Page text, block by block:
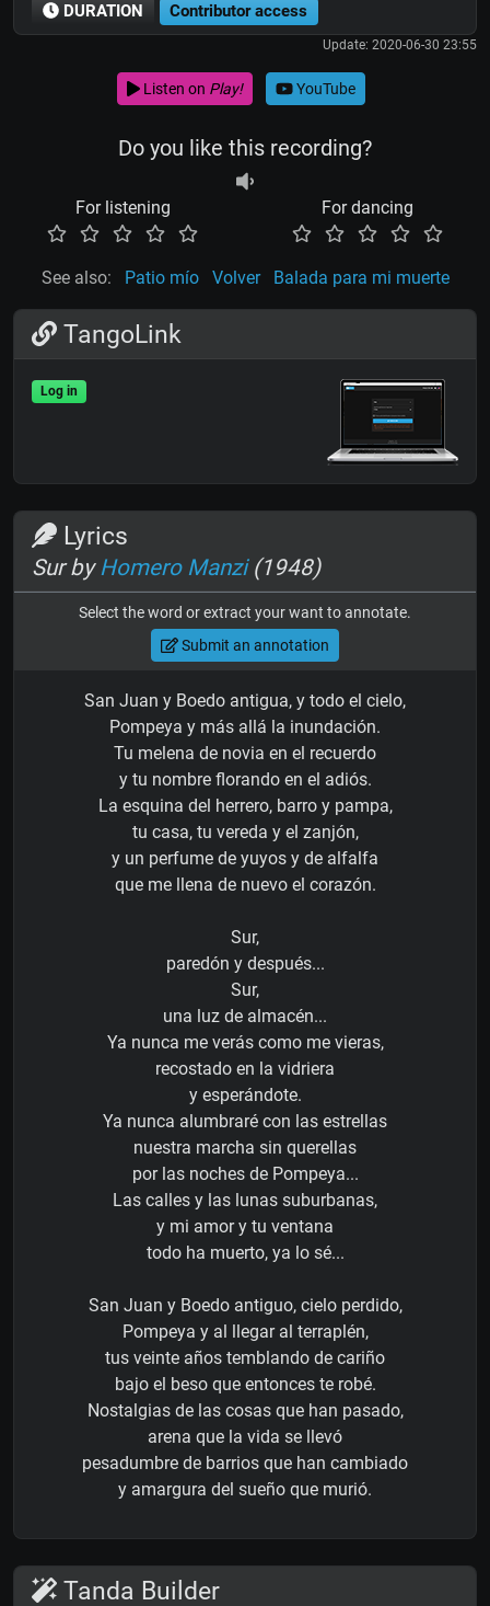
DURATION Contributor access
Update: 2020-06-30 23:55
Listen on Play! YouTube
Do you like this recording?
For listening For dancing
See also: Patio mío Volver Balada para mi muerte
TangoLink
Log in
Lyrics
Sur byHomero Manzi(1948)
Select the word or extract your want to annotate.
Submit an annotation
San Juan y Boedo antigua, y todo el cielo,
Pompeya y más allá la inundación.
Tu melena de novia en el recuerdo
y tu nombre florando en el adiós.
La esquina del herrero, barro y pampa,
tu casa, tu vereda y el zanjón,
y un perfume de yuyos y de alfalfa
que me llena de nuevo el corazón.
Sur,
paredón y después...
Sur,
una luz de almacén...
Ya nunca me verás como me vieras,
recostado en la vidriera
y esperándote.
Ya nunca alumbraré con las estrellas
nuestra marcha sin querellas
por las noches de Pompeya...
Las calles y las lunas suburbanas,
y mi amor y tu ventana
todo ha muerto, ya lo sé...
San Juan y Boedo antiguo, cielo perdido,
Pompeya y al llegar al terraplén,
tus veinte años temblando de cariño
bajo el beso que entonces te robé.
Nostalgias de las cosas que han pasado,
arena que la vida se llevó
pesadumbre de barrios que han cambiado
y amargura del sueño que murió.
Tanda Builder